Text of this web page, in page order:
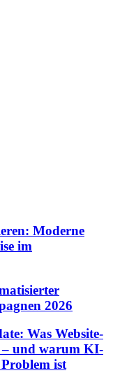
Moderne
im
2026
Was Website-
– und warum KI-
ist